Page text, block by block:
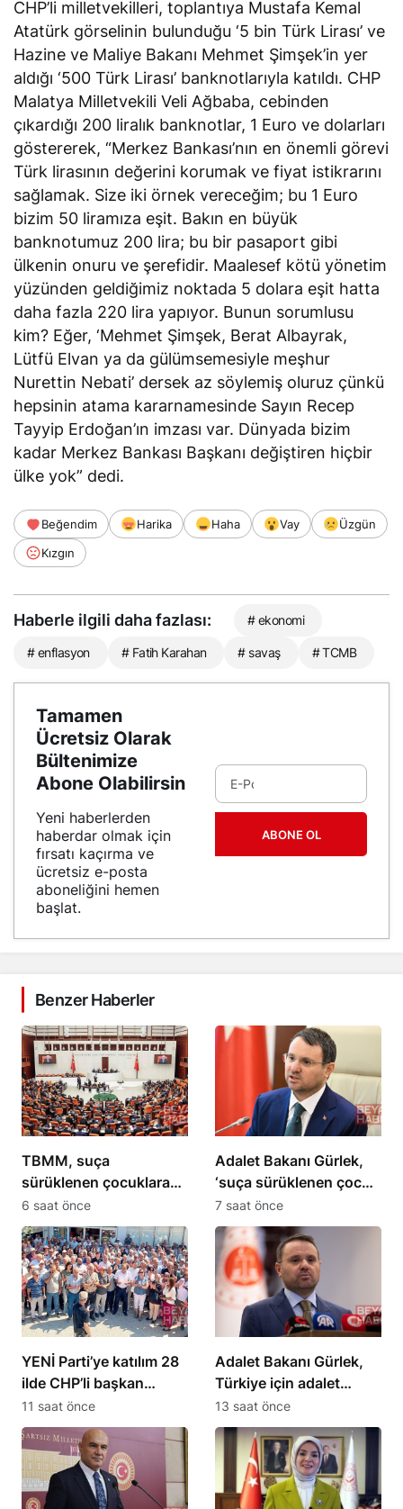
CHP’li milletvekilleri, toplantıya Mustafa Kemal
Atatürk görselinin bulunduğu ‘5 bin Türk Lirası’ ve
Hazine ve Maliye Bakanı Mehmet Şimşek’in yer
aldığı ‘500 Türk Lirası’ banknotlarıyla katıldı. CHP
Malatya Milletvekili Veli Ağbaba, cebinden
çıkardığı 200 liralık banknotlar, 1 Euro ve dolarları
göstererek, “Merkez Bankası’nın en önemli görevi
Türk lirasının değerini korumak ve fiyat istikrarını
sağlamak. Size iki örnek vereceğim; bu 1 Euro
bizim 50 liramıza eşit. Bakın en büyük
banknotumuz 200 lira; bu bir pasaport gibi
ülkenin onuru ve şerefidir. Maalesef kötü yönetim
yüzünden geldiğimiz noktada 5 dolara eşit hatta
daha fazla 220 lira yapıyor. Bunun sorumlusu
kim? Eğer, ‘Mehmet Şimşek, Berat Albayrak,
Lütfü Elvan ya da gülümsemesiyle meşhur
Nurettin Nebati’ dersek az söylemiş oluruz çünkü
hepsinin atama kararnamesinde Sayın Recep
Tayyip Erdoğan’ın imzası var. Dünyada bizim
kadar Merkez Bankası Başkanı değiştiren hiçbir
ülke yok” dedi.
Beğendim Harika Haha Vay
Üzgün
Kızgın
Haberle ilgili daha fazlası: # ekonomi
# enflasyon # Fatih Karahan # savaş # TCMB
Tamamen
Ücretsiz Olarak
Bültenimize
Abone Olabilirsin
Yeni haberlerden
haberdar olmak için
fırsatı kaçırma ve
ücretsiz e-posta
aboneliğini hemen
başlat.
ABONE OL
Benzer Haberler
TBMM, suça
sürüklenen çocuklara
yönelik kanun teklifini
kabul etti
6 saat önce
Adalet Bakanı Gürlek,
‘suça sürüklenen çocuk’
yerine ‘adli süreçteki
çocuk’ kavramını tanıttı
7 saat önce
YENİ Parti’ye katılım 28
ilde CHP’li başkan
kalmadı
11 saat önce
Adalet Bakanı Gürlek,
Türkiye için adalet
sistemini geliştireceğiz
13 saat önce